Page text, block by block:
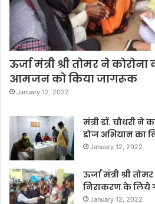
ऊर्जा मंत्री श्री तोमर ने
आमजन को किया जागरूक
January 12, 2022
मंत्री डॉ. चौधरी
डोज अभियान का
January 12, 2022
ऊर्जा मंत्री श्री
निराकरण के लिये
January 12, 2022